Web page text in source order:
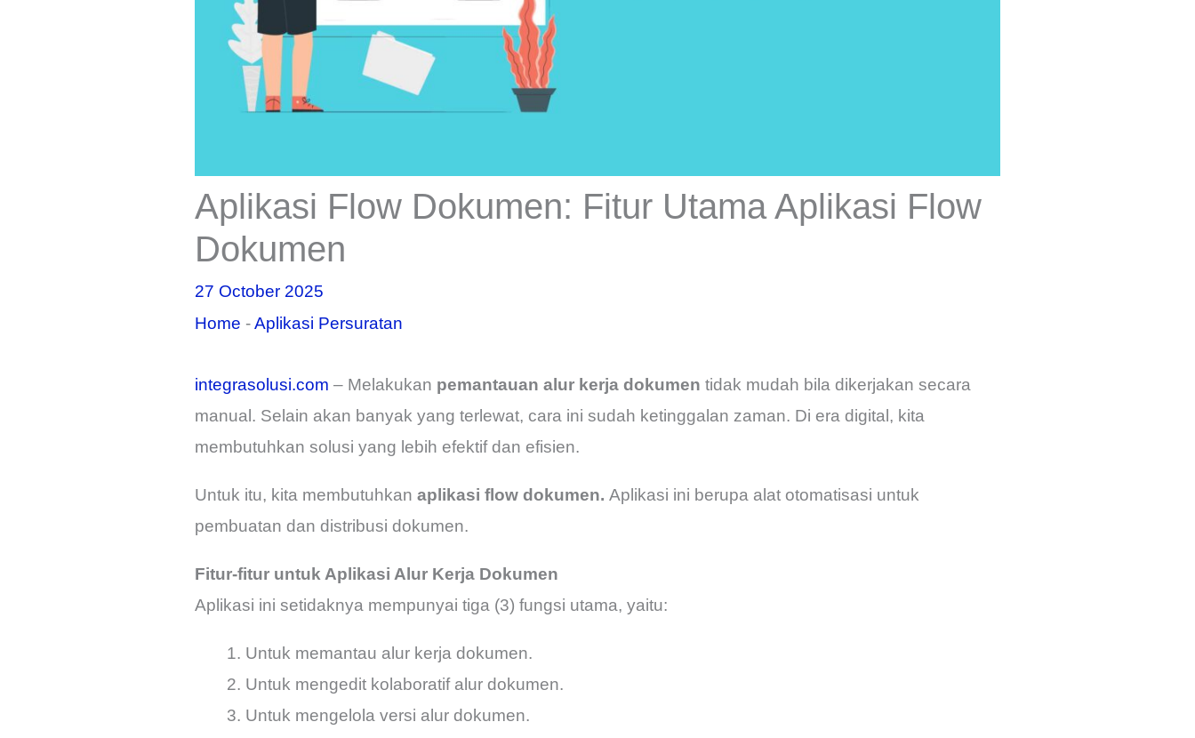
Aplikasi Flow Dokumen: Fitur Utama Aplikasi Flow
Dokumen
27 October 2025
Home -Aplikasi Persuratan
integrasolusi.com – Melakukan pemantauan alur kerja dokumen tidak mudah bila dikerjakan secara
manual. Selain akan banyak yang terlewat, cara ini sudah ketinggalan zaman. Di era digital, kita
membutuhkan solusi yang lebih efektif dan efisien.
Untuk itu, kita membutuhkan aplikasi flow dokumen. Aplikasi ini berupa alat otomatisasi untuk
pembuatan dan distribusi dokumen.
Fitur-fitur untuk Aplikasi Alur Kerja Dokumen
Aplikasi ini setidaknya mempunyai tiga (3) fungsi utama, yaitu:
Untuk memantau alur kerja dokumen.
Untuk mengedit kolaboratif alur dokumen.
Untuk mengelola versi alur dokumen.